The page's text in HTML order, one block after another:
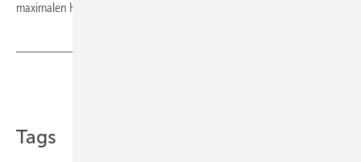
maximalen Komfort und einfache Bedienung.
Tags